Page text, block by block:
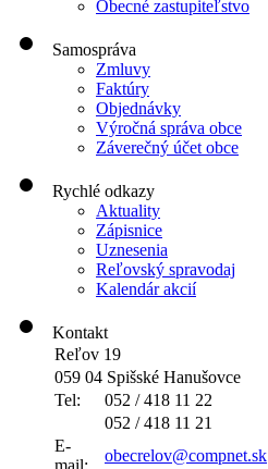
Obecné zastupiteľstvo
Samospráva
Zmluvy
Faktúry
Objednávky
Výročná správa obce
Záverečný účet obce
Rychlé odkazy
Aktuality
Zápisnice
Uznesenia
Reľovský spravodaj
Kalendár akcií
Kontakt
Reľov 19
059 04 Spišské Hanušovce
Tel:
052 / 418 11 22
052 / 418 11 21
E-
mail:
obecrelov@compnet.sk